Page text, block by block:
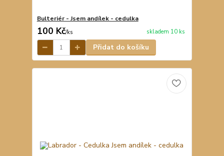
Bulteriér - Jsem andílek - cedulka
100 Kč/ks skladem 10 ks
Přidat do košíku